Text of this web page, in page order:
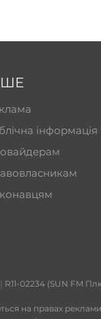
інформація
| R11-02234 (SUN FM
на правах